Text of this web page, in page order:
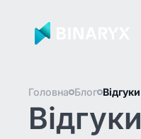
Головна Блог Відгуки
Відгуки